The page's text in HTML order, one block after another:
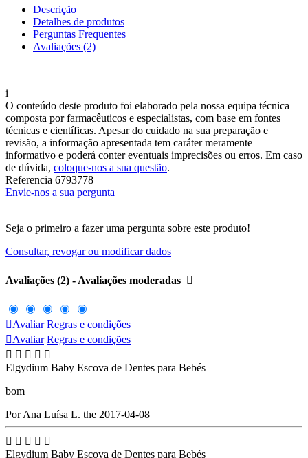
Descrição
Detalhes de produtos
Perguntas Frequentes
Avaliações (2)
i
O conteúdo deste produto foi elaborado pela nossa equipa técnica
composta por farmacêuticos e especialistas, com base em fontes
técnicas e científicas. Apesar do cuidado na sua preparação e
revisão, a informação apresentada tem caráter meramente
informativo e poderá conter eventuais imprecisões ou erros. Em caso
de dúvida, coloque-nos a sua questão.
Referencia 6793778
Envie-nos a sua pergunta
Seja o primeiro a fazer uma pergunta sobre este produto!
Consultar, revogar ou modificar dados
Avaliações (2) - Avaliações moderadas 
Avaliar Regras e condições
Avaliar Regras e condições
    
Elgydium Baby Escova de Dentes para Bebés
bom
Por Ana Luísa L. the 2017-04-08
    
Elgydium Baby Escova de Dentes para Bebés